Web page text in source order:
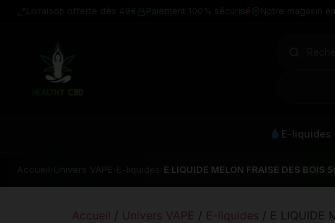
E-liquides
E LIQUIDE MELON FRAISE DES BOIS
Accueil / Univers VAPE / E-liquides / E LIQUIDE